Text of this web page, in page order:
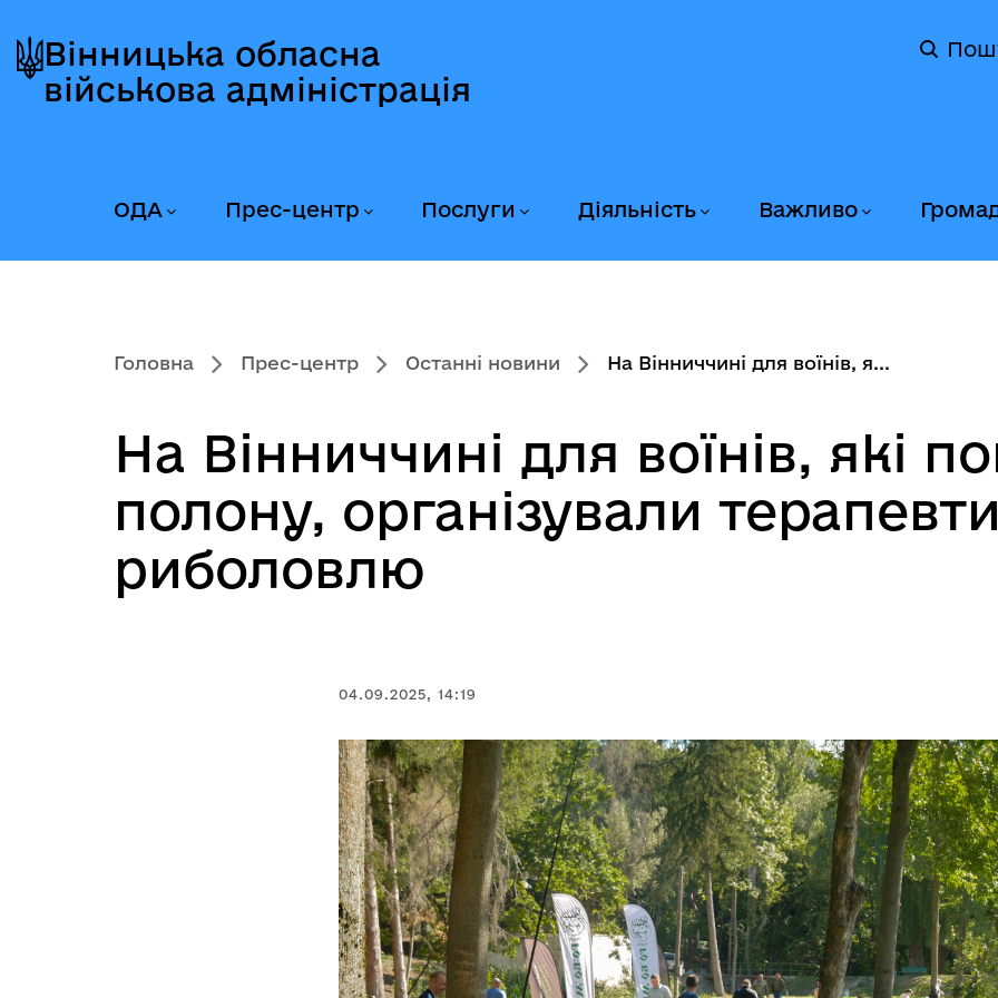
до
головного
до
головного
вмісту
до
головного
колонтитула
Вінницька обласна
військова адміністрація
ОДА Прес-центр Послуги Діяльність Важливо
Головна Прес-центр Останні новини На Вінниччині для воїнів, я...
На Вінниччині для воїнів, які
полону, організували
риболовлю
04.09.2025, 14:19